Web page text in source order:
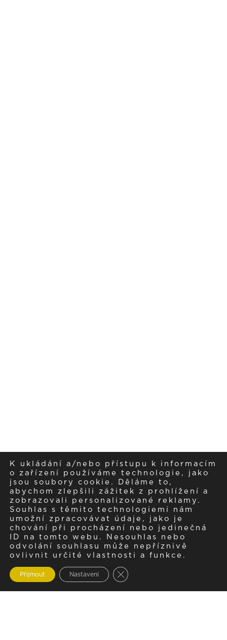
K ukládání a/nebo přístupu k informacím
o zařízení používáme technologie, jako
jsou soubory cookie. Děláme to,
abychom zlepšili zážitek z prohlížení a
zobrazovali personalizované reklamy.
Souhlas s těmito technologiemi nám
umožní zpracovávat údaje, jako je
chování při procházení nebo jedinečná
ID na tomto webu. Nesouhlas nebo
odvolání souhlasu může nepříznivě
ovlivnit určité vlastnosti a funkce.
Přijmout Nastavení Zavřít cookie lištu GDPR